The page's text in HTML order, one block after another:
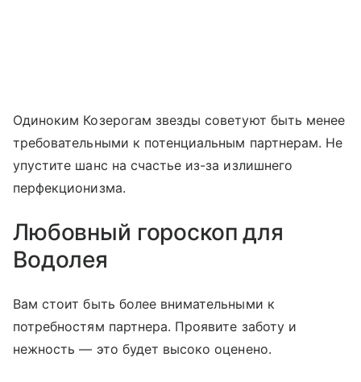
Одиноким Козерогам звезды советуют быть менее
требовательными к потенциальным партнерам. Не
упустите шанс на счастье из-за излишнего
перфекционизма.
Любовный гороскоп для
Водолея
Вам стоит быть более внимательными к
потребностям партнера. Проявите заботу и
нежность — это будет высоко оценено.